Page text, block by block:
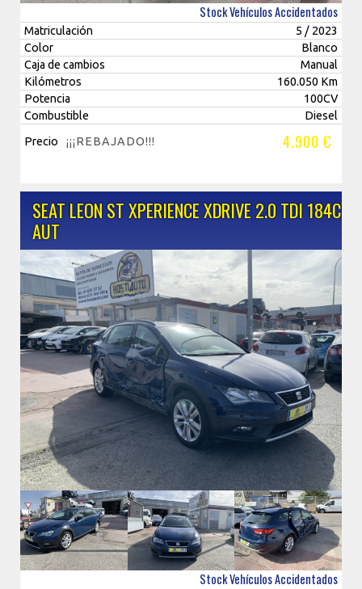
Stock Vehículos Accidentados
Matriculación
5 / 2023
Color
Blanco
Caja de cambios
Manual
Kilómetros
160.050 Km
Potencia
100CV
Combustible
Diesel
Precio
¡¡¡REBAJADO!!! 4.900 €
SEAT LEON ST XPERIENCE XDRIVE 2.0 TDI 184CV
AUT
Stock Vehículos Accidentados